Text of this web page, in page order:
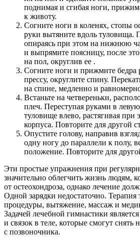
поднимая и сгибая ноги,
к животу.
Согните ноги в коленях, стопы
руки вытяните вдоль туловища.
опираясь при этом на нижнюю
и выпрямите поясницу, после
на пол, округлив ее .
Согните ноги и прижмите
прессу, округлите спину.
на спине, медленно и
Встаньте на четвереньки,
плеч. Переступая руками в
туловище влево, растягивая
корпуса. Повторите для другой
Опустите голову, направив
одну ногу до параллели к полу,
положение. Повторите для
Эти простые упражнения при
значительно облегчить жизнь людям,
от остеохондроза, однако лечение
Одной зарядки недостаточно.
процедуры, вытяжение, массаж и
Задачей лечебной гимнастики
и связок в теле, которые смогут снять
с позвоночника.